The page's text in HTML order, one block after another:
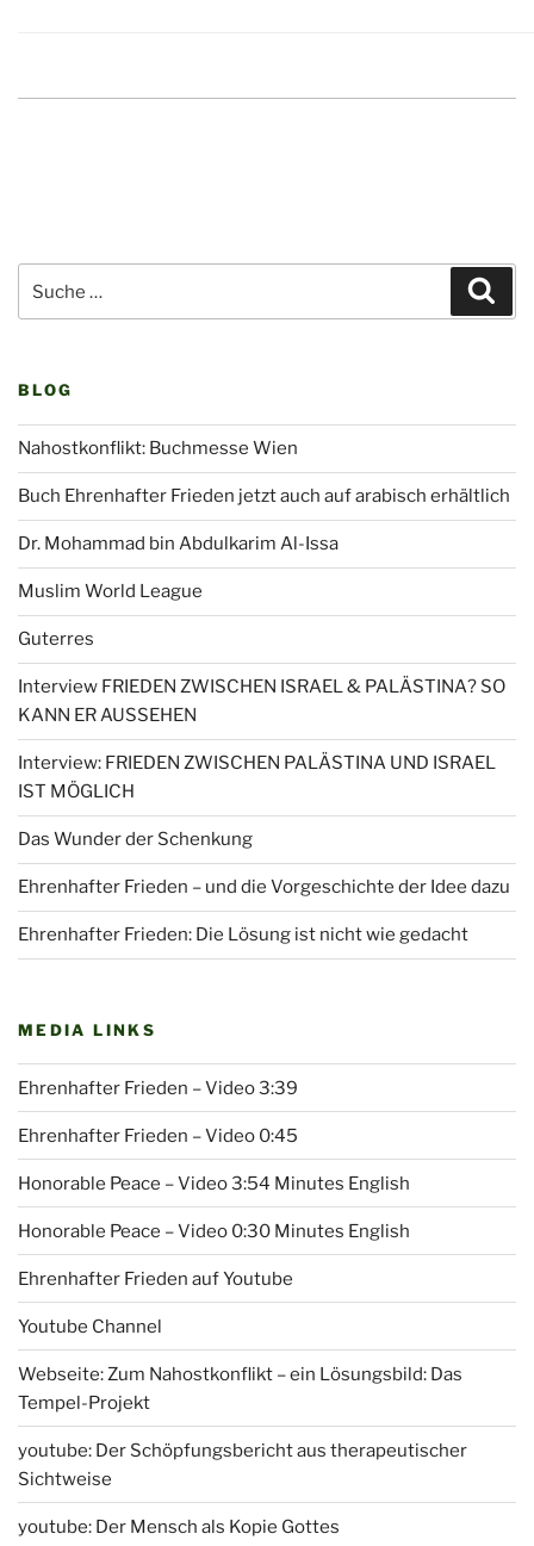
nach:
BLOG
Nahostkonflikt: Buchmesse Wien
Buch Ehrenhafter Frieden jetzt auch auf arabisch erhältlich
Dr. Mohammad bin Abdulkarim Al-Issa
Muslim World League
Guterres
Interview FRIEDEN ZWISCHEN ISRAEL & PALÄSTINA? SO
KANN ER AUSSEHEN
Interview: FRIEDEN ZWISCHEN PALÄSTINA UND ISRAEL
IST MÖGLICH
Das Wunder der Schenkung
Ehrenhafter Frieden – und die Vorgeschichte der Idee dazu
Ehrenhafter Frieden: Die Lösung ist nicht wie gedacht
MEDIA LINKS
Ehrenhafter Frieden – Video 3:39
Ehrenhafter Frieden – Video 0:45
Honorable Peace – Video 3:54 Minutes English
Honorable Peace – Video 0:30 Minutes English
Ehrenhafter Frieden auf Youtube
Youtube Channel
Webseite: Zum Nahostkonflikt – ein Lösungsbild: Das
Tempel-Projekt
youtube: Der Schöpfungsbericht aus therapeutischer
Sichtweise
youtube: Der Mensch als Kopie Gottes